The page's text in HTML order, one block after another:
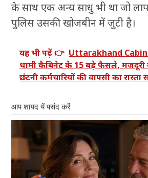
के साथ एक अन्य साधु भी था जो
पुलिस उसकी खोजबीन में जुटी है।
यह भी पढ़ें 👉 Uttarakhand
धामी कैबिनेट के 15 बड़े फैसले, मजदूरी
छंटनी कर्मचारियों की वापसी का रास्ता